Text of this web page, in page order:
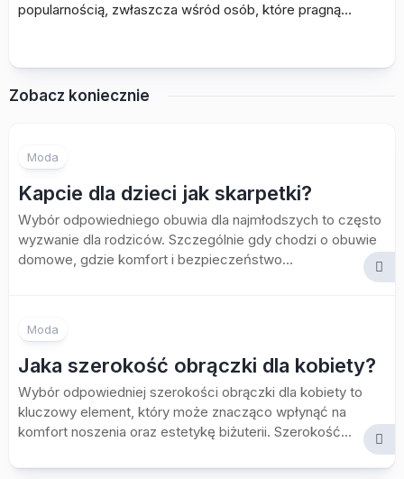
popularnością, zwłaszcza wśród osób, które pragną…
Zobacz koniecznie
Moda
Kapcie dla dzieci jak skarpetki?
Wybór odpowiedniego obuwia dla najmłodszych to często
wyzwanie dla rodziców. Szczególnie gdy chodzi o obuwie
domowe, gdzie komfort i bezpieczeństwo...
Moda
Jaka szerokość obrączki dla kobiety?
Wybór odpowiedniej szerokości obrączki dla kobiety to
kluczowy element, który może znacząco wpłynąć na
komfort noszenia oraz estetykę biżuterii. Szerokość...